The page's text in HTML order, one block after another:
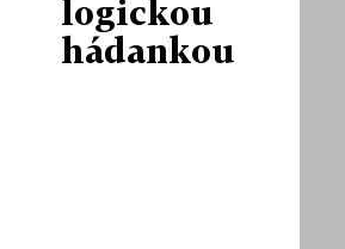
logickou
hádankou